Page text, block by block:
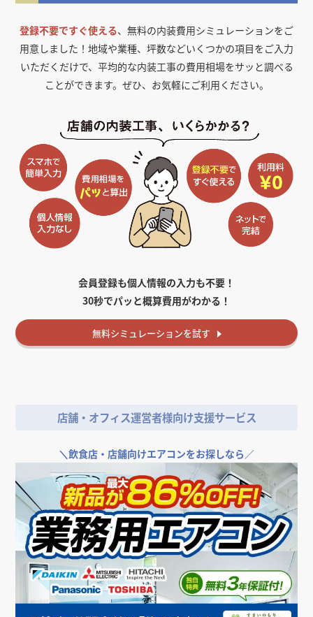
登録不要ですぐ使える、無料の内装費用シミュレーションをご
用意しました！ 地域や業種、坪数などいくつかの項目をご入力
いただくだけで、平均的な内装工事の費用相場をサッと調べる
ことができます。ぜひ、お気軽にご利用ください。
会員登録も個人情報の入力も不要！
30秒でパッと概算費用がわかる！
無料シミュレーションを試す
店舗・オフィス運営者様向け支援サービス
＼飲食店・店舗向けエアコンをお探しなら／